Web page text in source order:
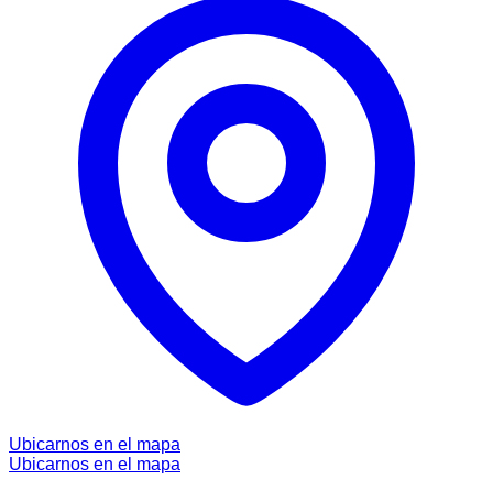
Ubicarnos en el mapa
Ubicarnos en el mapa